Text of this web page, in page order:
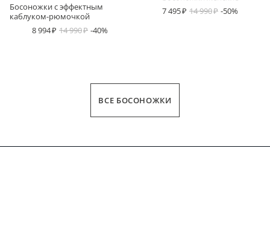
Босоножки с эффектным
каблуком-рюмочкой
8 994
14 990 -40%
7 495
14 990 -50%
ВСЕ БОСОНОЖКИ